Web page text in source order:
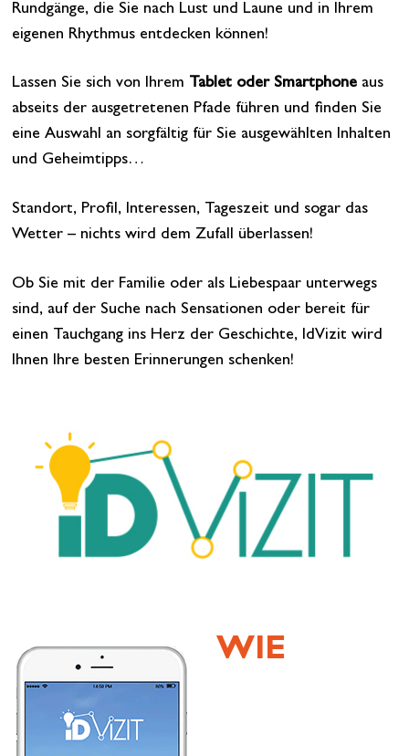
Rundgänge, die Sie nach Lust und Laune und in Ihrem
eigenen Rhythmus entdecken können!
Lassen Sie sich von Ihrem Tablet oder Smartphoneaus
abseits der ausgetretenen Pfade führen und finden Sie
eine Auswahl an sorgfältig für Sie ausgewählten Inhalten
und Geheimtipps…
Standort, Profil, Interessen, Tageszeit und sogar das
Wetter – nichts wird dem Zufall überlassen!
Ob Sie mit der Familie oder als Liebespaar unterwegs
sind, auf der Suche nach Sensationen oder bereit für
einen Tauchgang ins Herz der Geschichte, IdVizit wird
Ihnen Ihre besten Erinnerungen schenken!
WIE